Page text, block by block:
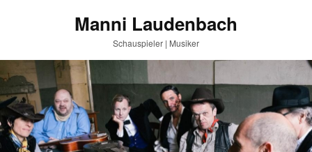
Manni Laudenbach
Schauspieler | Musiker